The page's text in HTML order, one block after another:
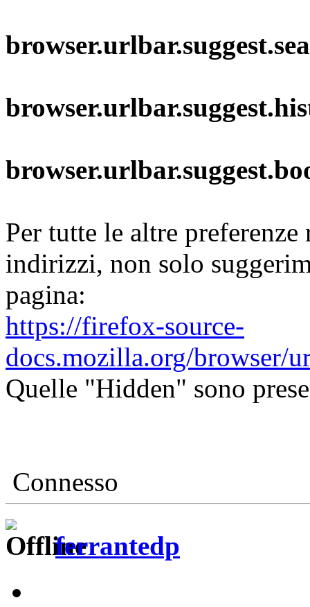
Per tutte le altre
indirizzi, non solo
pagina:
https://firefox-source-
docs.mozilla.org/browser/
Quelle "Hidden" sono
Connesso
ferrantedp